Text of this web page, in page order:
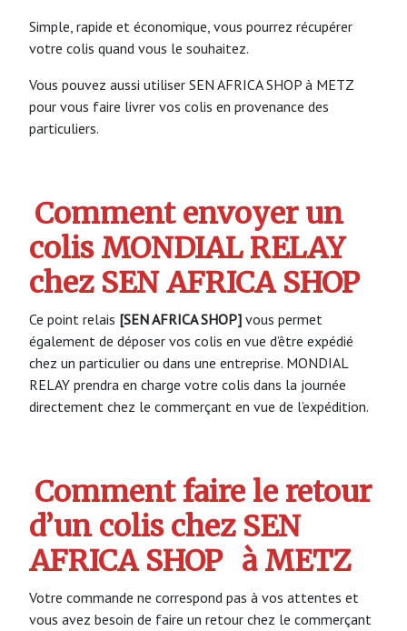
Simple, rapide et économique, vous pourrez récupérer
votre colis quand vous le souhaitez.
Vous pouvez aussi utiliser SEN AFRICA SHOP à METZ
pour vous faire livrer vos colis en provenance des
particuliers.
Comment envoyer un
colis MONDIAL RELAY
chez SEN AFRICA SHOP
Ce point relais [SEN AFRICA SHOP] vous permet
également de déposer vos colis en vue d’être expédié
chez un particulier ou dans une entreprise. MONDIAL
RELAY prendra en charge votre colis dans la journée
directement chez le commerçant en vue de l’expédition.
Comment faire le retour
d’un colis chez SEN
AFRICA SHOP à METZ
Votre commande ne correspond pas à vos attentes et
vous avez besoin de faire un retour chez le commerçant